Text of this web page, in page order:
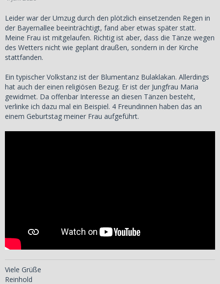
Leider war der Umzug durch den plötzlich einsetzenden Regen in
der Bayernallee beeinträchtigt, fand aber etwas später statt.
Meine Frau ist mitgelaufen. Richtig ist aber, dass die Tänze wegen
des Wetters nicht wie geplant draußen, sondern in der Kirche
stattfanden.
Ein typischer Volkstanz ist der Blumentanz Bulaklakan. Allerdings
hat auch der einen religiösen Bezug. Er ist der Jungfrau Maria
gewidmet. Da offenbar Interesse an diesen Tänzen besteht,
verlinke ich dazu mal ein Beispiel. 4 Freundinnen haben das an
einem Geburtstag meiner Frau aufgeführt.
Viele Grüße
Reinhold